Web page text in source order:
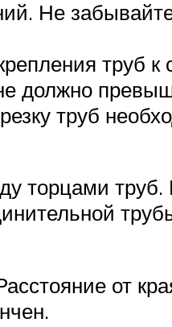
Не
труб к
должно
труб
торцами труб.
от